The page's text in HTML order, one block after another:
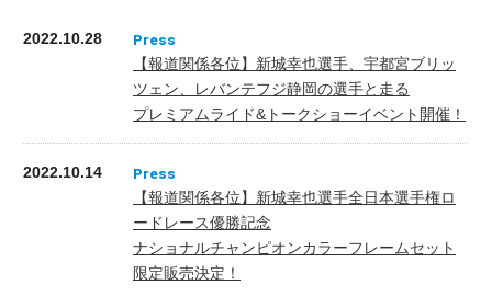
2022.10.28
【報道関係各位】新城幸也選手、宇都宮ブリッ
ツェン、レバンテフジ静岡の選手と走る
プレミアムライド&トークショーイベント開催！
2022.10.14
【報道関係各位】新城幸也選手全日本選手権ロ
ードレース優勝記念
ナショナルチャンピオンカラーフレームセット
限定販売決定！